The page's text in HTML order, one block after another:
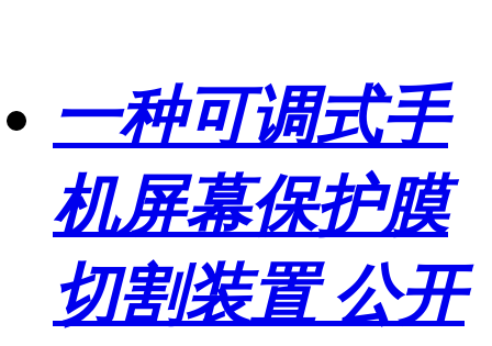
一种可调式手
机屏幕保护膜
切割装置 公开